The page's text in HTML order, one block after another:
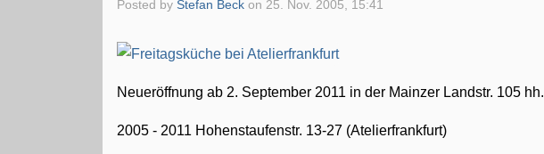
Posted byStefan Beck on25. Nov. 2005, 15:41
Neueröffnung ab 2. September 2011 in der Mainzer Landstr. 105 hh.
2005 - 2011 Hohenstaufenstr. 13-27 (Atelierfrankfurt)